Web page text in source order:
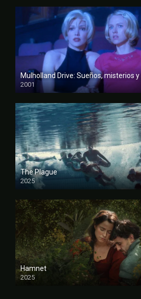
Mulholland Drive: Sueños, misterios
2001
FULL HD
The Plague
2025
FULL HD
Hamnet
2025
FULL HD